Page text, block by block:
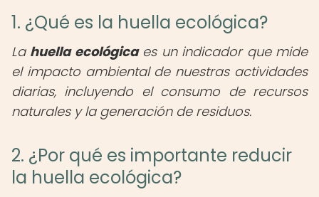
1. ¿Qué es la huella ecológica?
La huella ecológicaes un indicador que mide
el impacto ambiental de nuestras actividades
diarias, incluyendo el consumo de recursos
naturales y la generación de residuos.
2. ¿Por qué es importante reducir
la huella ecológica?